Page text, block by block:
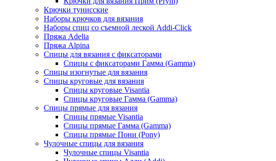
Крючки тунисские
Наборы крючков для вязания
Наборы спиц со съемной леской Addi-Click
Пряжа Adelia
Пряжа Alpina
Спицы для вязания с фиксаторами
Спицы с фиксаторами Гамма (Gamma)
Спицы изогнутые для вязания
Спицы круговые для вязания
Спицы круговые Visantia
Спицы круговые Гамма (Gamma)
Спицы прямые для вязания
Спицы прямые Visantia
Спицы прямые Гамма (Gamma)
Спицы прямые Пони (Pony)
Чулочные спицы для вязания
Чулочные спицы Visantia